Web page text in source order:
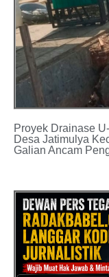
Proyek Drainase
Desa Jatimulya
Galian Ancam